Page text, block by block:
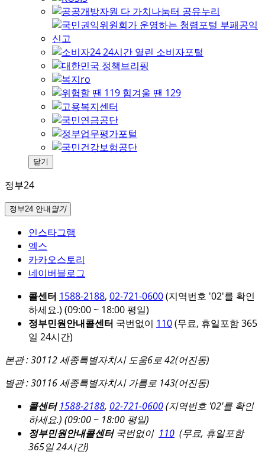
닫기
정부24
정부24 안내 열기
인스타그램
엑스
카카오스토리
네이버블로그
콜센터 1588-2188, 02-721-0600(지역번호 '02'를 확인
하세요.) (09:00 ~ 18:00 평일)
정부민원안내콜센터 국번없이 110(무료, 휴일포함 365
일 24시간)
본관 : 30112 세종특별자치시 도움6로 42(어진동)
별관 : 30116 세종특별자치시 가름로 143(어진동)
콜센터 1588-2188, 02-721-0600(지역번호 '02'를 확인
하세요.) (09:00 ~ 18:00 평일)
정부민원안내콜센터국번없이 110 (무료, 휴일포함
365일 24시간)